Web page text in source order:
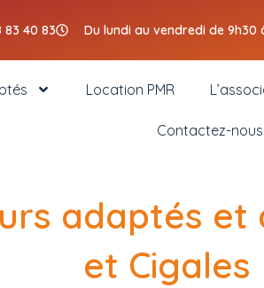
83 40 83 Du lundi au vendredi de 9h30
Location PMR
Contactez-nous
adaptés et
et Cigales